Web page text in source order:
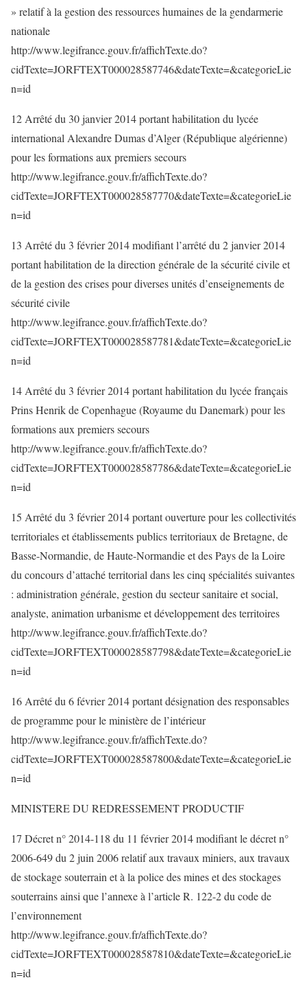
» relatif à la gestion des ressources humaines de la gendarmerie
nationale
http://www.legifrance.gouv.fr/affichTexte.do?
cidTexte=JORFTEXT000028587746&dateTexte=&categorieLie
n=id
12 Arrêté du 30 janvier 2014 portant habilitation du lycée
international Alexandre Dumas d’Alger (République algérienne)
pour les formations aux premiers secours
http://www.legifrance.gouv.fr/affichTexte.do?
cidTexte=JORFTEXT000028587770&dateTexte=&categorieLie
n=id
13 Arrêté du 3 février 2014 modifiant l’arrêté du 2 janvier 2014
portant habilitation de la direction générale de la sécurité civile et
de la gestion des crises pour diverses unités d’enseignements de
sécurité civile
http://www.legifrance.gouv.fr/affichTexte.do?
cidTexte=JORFTEXT000028587781&dateTexte=&categorieLie
n=id
14 Arrêté du 3 février 2014 portant habilitation du lycée français
Prins Henrik de Copenhague (Royaume du Danemark) pour les
formations aux premiers secours
http://www.legifrance.gouv.fr/affichTexte.do?
cidTexte=JORFTEXT000028587786&dateTexte=&categorieLie
n=id
15 Arrêté du 3 février 2014 portant ouverture pour les collectivités
territoriales et établissements publics territoriaux de Bretagne, de
Basse-Normandie, de Haute-Normandie et des Pays de la Loire
du concours d’attaché territorial dans les cinq spécialités suivantes
: administration générale, gestion du secteur sanitaire et social,
analyste, animation urbanisme et développement des territoires
http://www.legifrance.gouv.fr/affichTexte.do?
cidTexte=JORFTEXT000028587798&dateTexte=&categorieLie
n=id
16 Arrêté du 6 février 2014 portant désignation des responsables
de programme pour le ministère de l’intérieur
http://www.legifrance.gouv.fr/affichTexte.do?
cidTexte=JORFTEXT000028587800&dateTexte=&categorieLie
n=id
MINISTERE DU REDRESSEMENT PRODUCTIF
17 Décret n° 2014-118 du 11 février 2014 modifiant le décret n°
2006-649 du 2 juin 2006 relatif aux travaux miniers, aux travaux
de stockage souterrain et à la police des mines et des stockages
souterrains ainsi que l’annexe à l’article R. 122-2 du code de
l’environnement
http://www.legifrance.gouv.fr/affichTexte.do?
cidTexte=JORFTEXT000028587810&dateTexte=&categorieLie
n=id